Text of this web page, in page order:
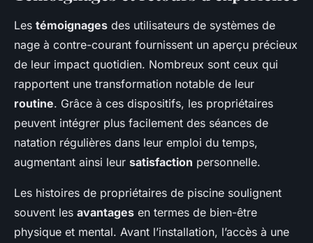
Les témoignages des utilisateurs de systèmes de
nage à contre-courant fournissent un aperçu précieux
de leur impact quotidien. Nombreux sont ceux qui
rapportent une transformation notable de leur
routine. Grâce à ces dispositifs, les propriétaires
peuvent intégrer plus facilement des séances de
natation régulières dans leur emploi du temps,
augmentant ainsi leur satisfaction personnelle.
Les histoires de propriétaires de piscine soulignent
souvent les avantages en termes de bien-être
physique et mental. Avant l’installation, l’accès à une